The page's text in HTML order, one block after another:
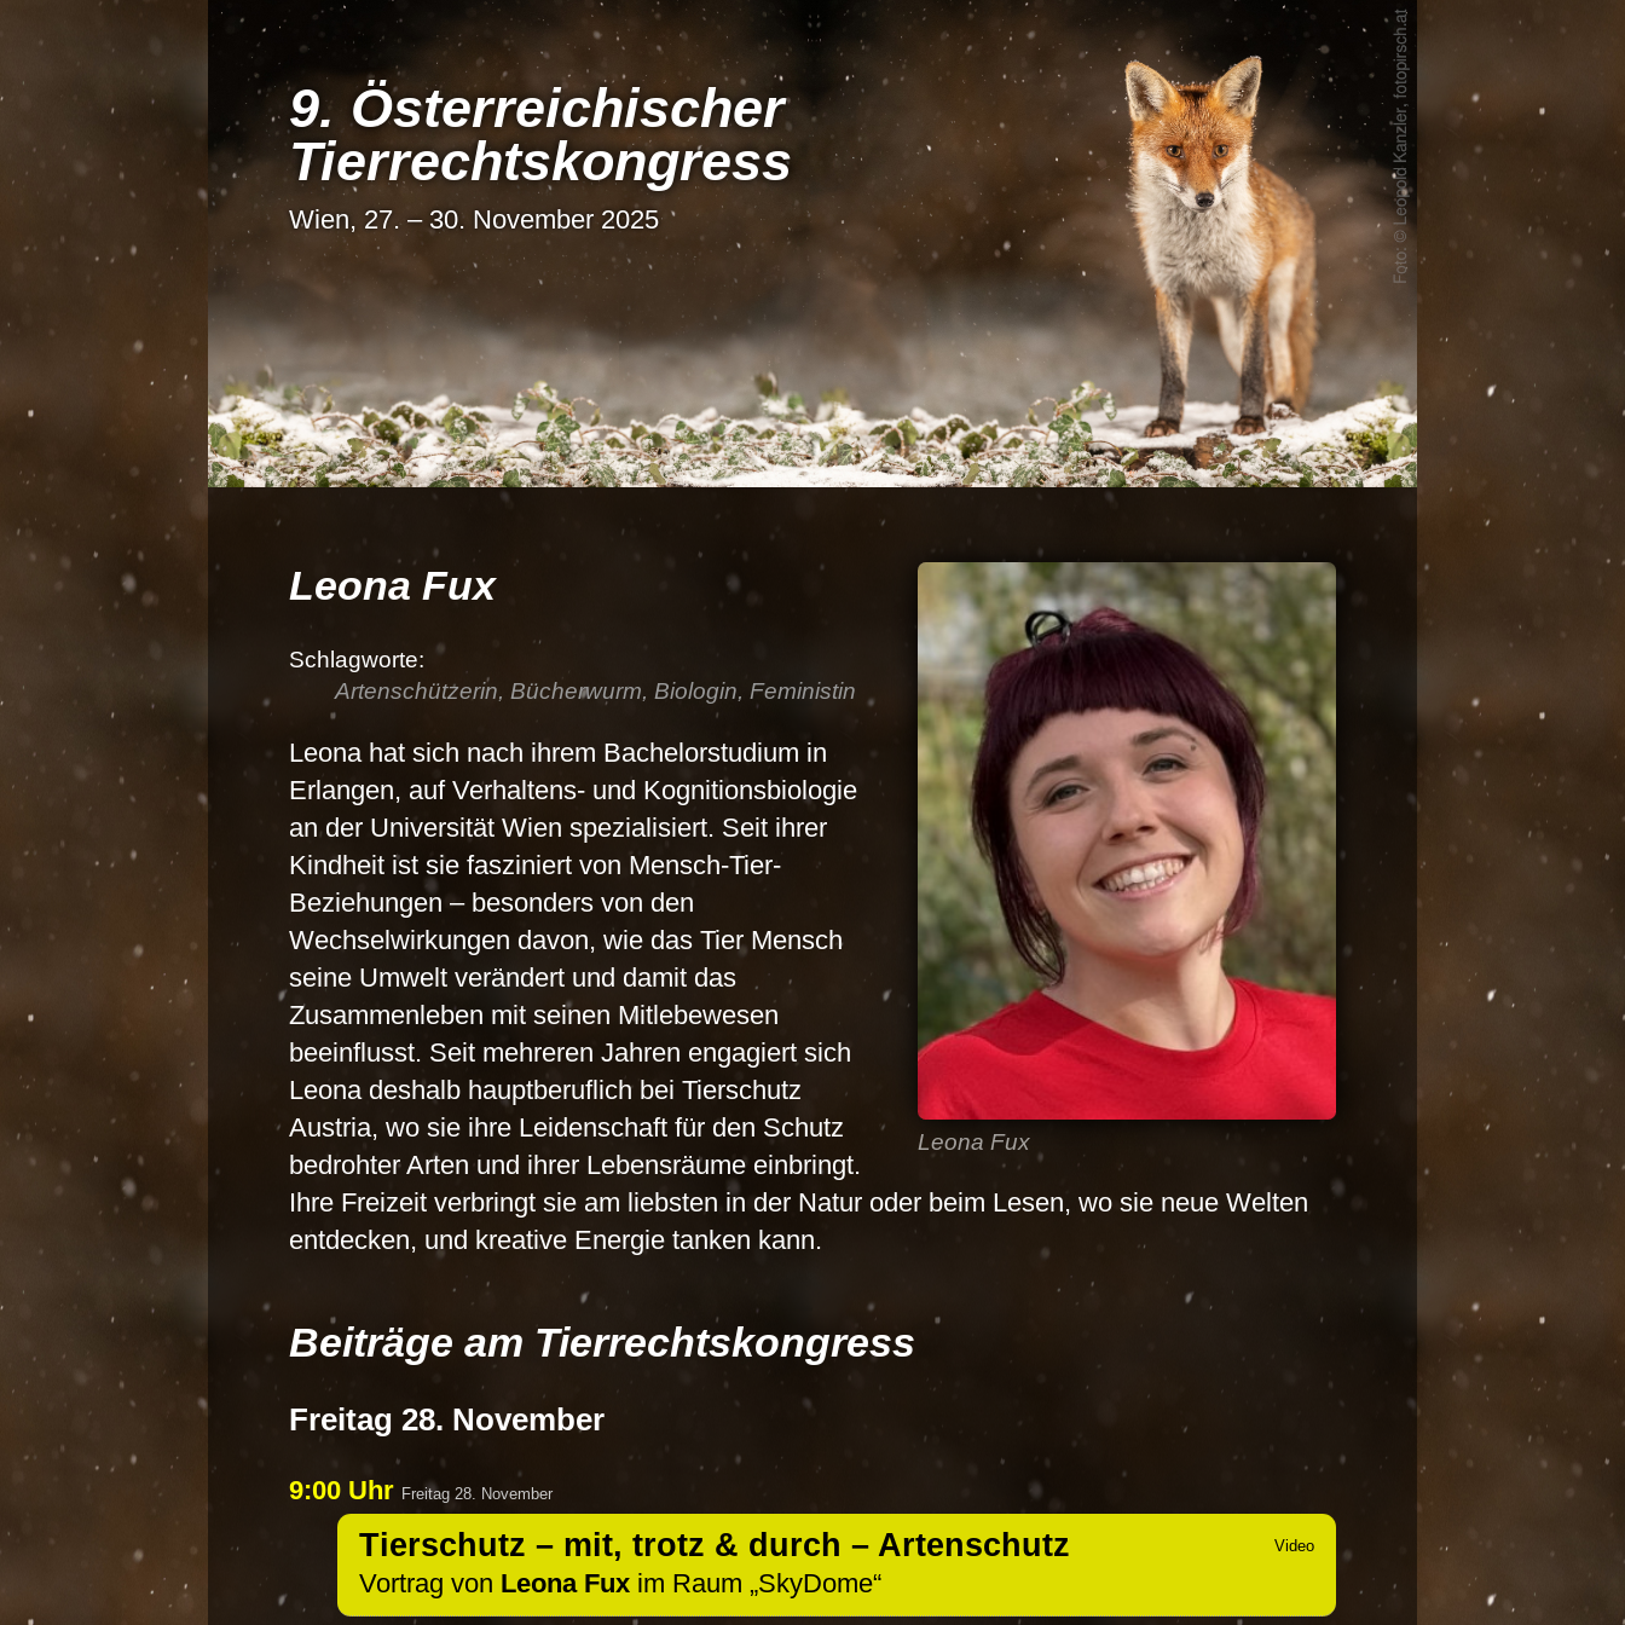
9. Österrei­chi­scher
Tier­rechts­kon­gress
Wien, 27. – 30. November 2025
Leona Fux
Leona Fux
Artenschützerin, Bücherwurm, Biologin, Feministin
Leona hat sich nach ihrem Bachelorstudium in
Erlangen, auf Verhaltens- und Kognitionsbiologie
an der Universität Wien spezialisiert. Seit ihrer
Kindheit ist sie fasziniert von Mensch-Tier-
Beziehungen – besonders von den
Wechselwirkungen davon, wie das Tier Mensch
seine Umwelt verändert und damit das
Zusammenleben mit seinen Mitlebewesen
beeinflusst. Seit mehreren Jahren engagiert sich
Leona deshalb hauptberuflich bei Tierschutz
Austria, wo sie ihre Leidenschaft für den Schutz
bedrohter Arten und ihrer Lebensräume einbringt.
Ihre Freizeit verbringt sie am liebsten in der Natur oder beim Lesen, wo sie neue Welten
entdecken, und kreative Energie tanken kann.
Beiträge am Tierrechtskongress
Freitag 28. November
9:00 Uhr Freitag 28. November
Tierschutz – mit, trotz & durch – Artenschutz
Vortrag von Leona Fux im Raum SkyDome